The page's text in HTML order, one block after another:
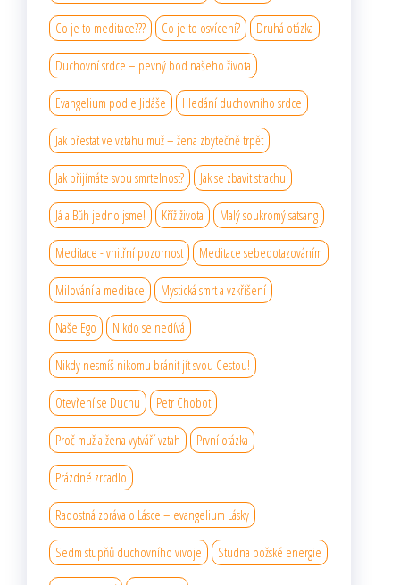
Co je to meditace??? Co je to osvícení? Druhá otázka
Duchovní srdce – pevný bod našeho života
Evangelium podle Jidáše Hledání duchovního srdce
Jak přestat ve vztahu muž – žena zbytečně trpět
Jak přijímáte svou smrtelnost? Jak se zbavit strachu
Já a Bůh jedno jsme! Kříž života Malý soukromý satsang
Meditace - vnitřní pozornost Meditace sebedotazováním
Milování a meditace Mystická smrt a vzkříšení
Naše Ego Nikdo se nedívá
Nikdy nesmíš nikomu bránit jít svou Cestou!
Otevření se Duchu Petr Chobot
Proč muž a žena vytváří vztah První otázka
Prázdné zrcadlo
Radostná zpráva o Lásce – evangelium Lásky
Sedm stupňů duchovního vıvoje Studna božské energie